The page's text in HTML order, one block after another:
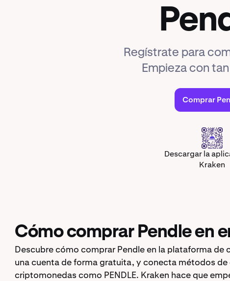
Regístrate para
Empieza con
Comprar
Descargar la
Kraken
Cómo comprar Pendle en
Descubre cómo comprar Pendle en la plataforma de
una cuenta de forma gratuita, y conecta métodos
criptomonedas como PENDLE. Kraken hace que